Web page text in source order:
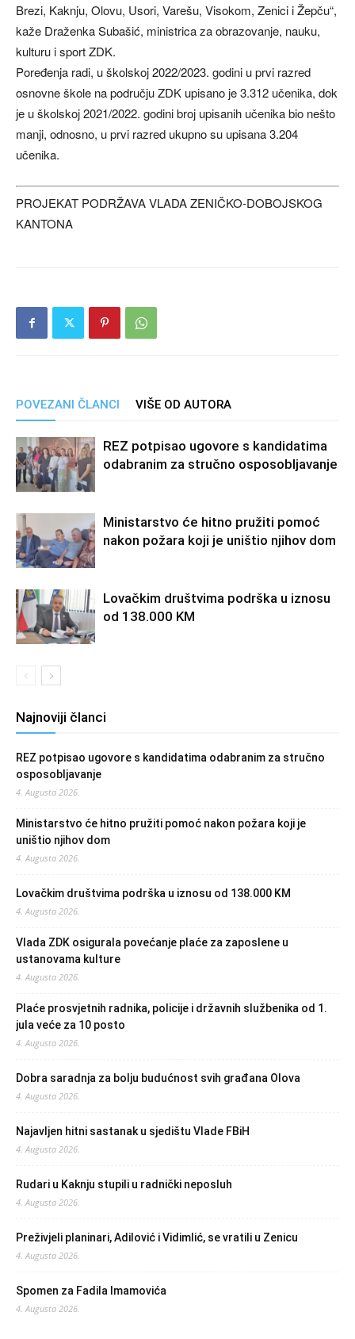
Brezi, Kaknju, Olovu, Usori, Varešu, Visokom, Zenici i Žepču“,
kaže Draženka Subašić, ministrica za obrazovanje, nauku,
kulturu i sport ZDK.
Poređenja radi, u školskoj 2022/2023. godini u prvi razred
osnovne škole na području ZDK upisano je 3.312 učenika, dok
je u školskoj 2021/2022. godini broj upisanih učenika bio nešto
manji, odnosno, u prvi razred ukupno su upisana 3.204
učenika.
PROJEKAT PODRŽAVA VLADA ZENIČKO-DOBOJSKOG
KANTONA
POVEZANI ČLANCI VIŠE OD AUTORA
REZ potpisao ugovore s kandidatima
odabranim za stručno osposobljavanje
Ministarstvo će hitno pružiti pomoć
nakon požara koji je uništio njihov dom
Lovačkim društvima podrška u iznosu
od 138.000 KM
Najnoviji članci
REZ potpisao ugovore s kandidatima odabranim za stručno
osposobljavanje
4. Augusta 2026.
Ministarstvo će hitno pružiti pomoć nakon požara koji je
uništio njihov dom
4. Augusta 2026.
Lovačkim društvima podrška u iznosu od 138.000 KM
4. Augusta 2026.
Vlada ZDK osigurala povećanje plaće za zaposlene u
ustanovama kulture
4. Augusta 2026.
Plaće prosvjetnih radnika, policije i državnih službenika od 1.
jula veće za 10 posto
4. Augusta 2026.
Dobra saradnja za bolju budućnost svih građana Olova
4. Augusta 2026.
Najavljen hitni sastanak u sjedištu Vlade FBiH
4. Augusta 2026.
Rudari u Kaknju stupili u radnički neposluh
4. Augusta 2026.
Preživjeli planinari, Adilović i Vidimlić, se vratili u Zenicu
4. Augusta 2026.
Spomen za Fadila Imamovića
4. Augusta 2026.